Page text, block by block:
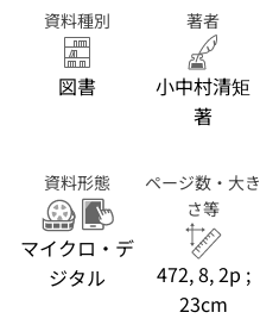
資料種別
図書
著者
小中村清矩
著
資料形態
マイクロ・デ
ジタル
ページ数・大き
さ等
472, 8, 2p ;
23cm